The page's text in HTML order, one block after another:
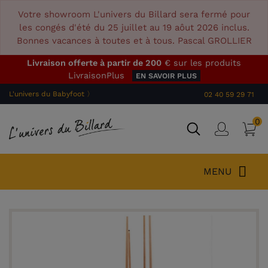
Votre showroom L'univers du Billard sera fermé pour
les congés d'été du 25 juillet au 19 aôut 2026 inclus.
Bonnes vacances à toutes et à tous. Pascal GROLLIER
Livraison offerte à partir de 200 € sur les produits
LivraisonPlus
EN SAVOIR PLUS
L'univers du Babyfoot 〉 02 40 59 29 71
0
MENU